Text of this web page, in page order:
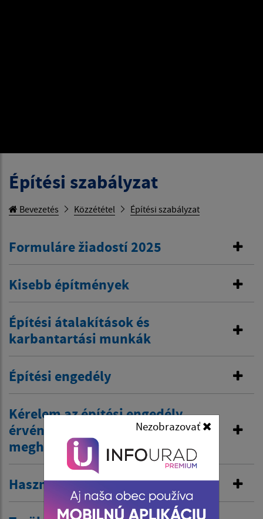
Nezobrazovať
Építési szabályzat
Bevezetés Közzététel Építési szabályzat
Formuláre žiadostí 2025
Kisebb építmények
Építési átalakítások és
karbantartási munkák
Építési engedély
Kérelem az építési engedély
érvényességének
meghosszabbítására
Használatbevételi engedély